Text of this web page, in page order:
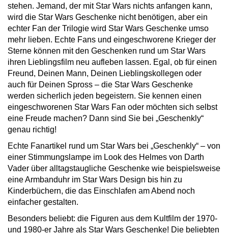
stehen. Jemand, der mit Star Wars nichts anfangen kann,
wird die Star Wars Geschenke nicht benötigen, aber ein
echter Fan der Trilogie wird Star Wars Geschenke umso
mehr lieben. Echte Fans und eingeschworene Krieger der
Sterne können mit den Geschenken rund um Star Wars
ihren Lieblingsfilm neu aufleben lassen. Egal, ob für einen
Freund, Deinen Mann, Deinen Lieblingskollegen oder
auch für Deinen Spross – die Star Wars Geschenke
werden sicherlich jeden begeistern. Sie kennen einen
eingeschworenen Star Wars Fan oder möchten sich selbst
eine Freude machen? Dann sind Sie bei „Geschenkly“
genau richtig!
Echte Fanartikel rund um Star Wars bei „Geschenkly“ – von
einer Stimmungslampe im Look des Helmes von Darth
Vader über alltagstaugliche Geschenke wie beispielsweise
eine Armbanduhr im Star Wars Design bis hin zu
Kinderbüchern, die das Einschlafen am Abend noch
einfacher gestalten.
Besonders beliebt: die Figuren aus dem Kultfilm der 1970-
und 1980-er Jahre als Star Wars Geschenke! Die beliebten